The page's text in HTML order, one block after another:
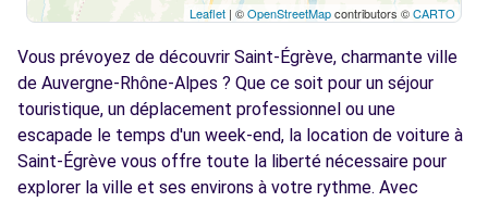
Free2Move Rent - SICMA GRENOBLE -
7.5
237 COURS DE LA LIBERATION
GRENOBLE CEDEX 2, FR-38, 38033
Voir l'agence
Leaflet | ©OpenStreetMapcontributors ©CARTO
Vous prévoyez de découvrir Saint-Égrève, charmante ville
de Auvergne-Rhône-Alpes ? Que ce soit pour un séjour
touristique, un déplacement professionnel ou une
escapade le temps d'un week-end, la location de voiture à
Saint-Égrève vous offre toute la liberté nécessaire pour
explorer la ville et ses environs à votre rythme. Avec